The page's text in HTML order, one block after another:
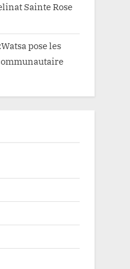
Sainte Rose
pose les